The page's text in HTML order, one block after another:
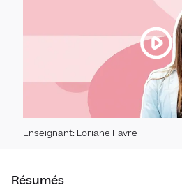
Enseignant: Loriane Favre
Résumés